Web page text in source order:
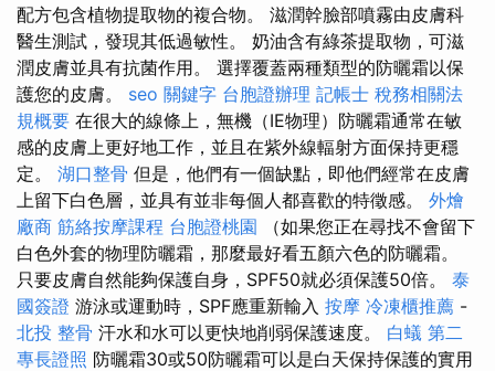
配方包含植物提取物的複合物。 滋潤幹臉部噴霧由皮膚科
醫生測試，發現其低過敏性。 奶油含有綠茶提取物，可滋
潤皮膚並具有抗菌作用。 選擇覆蓋兩種類型的防曬霜以保
護您的皮膚。 seo 關鍵字 台胞證辦理 記帳士 稅務相關法
規概要 在很大的線條上，無機（IE物理）防曬霜通常在敏
感的皮膚上更好地工作，並且在紫外線輻射方面保持更穩
定。 湖口整骨 但是，他們有一個缺點，即他們經常在皮膚
上留下白色層，並具有並非每個人都喜歡的特徵感。 外燴
廠商 筋絡按摩課程 台胞證桃園 （如果您正在尋找不會留下
白色外套的物理防曬霜，那麼最好看五顏六色的防曬霜。
只要皮膚自然能夠保護自身，SPF50就必須保護50倍。 泰
國簽證 游泳或運動時，SPF應重新輸入 按摩 冷凍櫃推薦 -
北投 整骨 汗水和水可以更快地削弱保護速度。 白蟻 第二
專長證照 防曬霜30或50防曬霜可以是白天保持保護的實用